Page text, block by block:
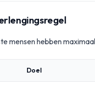
mensen hebben
Doel